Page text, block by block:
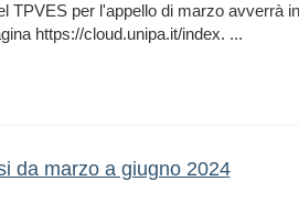
TPVES per l'appello di marzo avverrà
https://cloud.unipa.it/index. ...
da marzo a giugno 2024